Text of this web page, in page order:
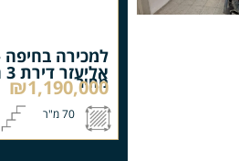
למכירה
אליעזר דירת 3 חדרים במתחם פינוי בינוי
מחיר
₪1,190,000
70 מ"ר